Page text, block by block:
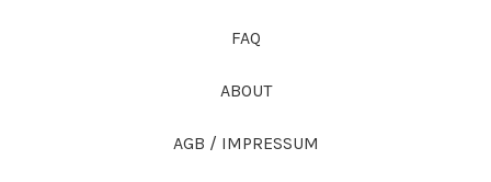
FAQ
ABOUT
AGB / IMPRESSUM